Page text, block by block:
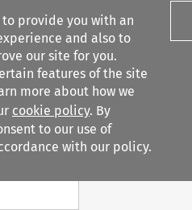
provide you with an
and also to
our site for you.
features of the site
more about how we
cookie policy. By
to our use of
with our policy.
Search content